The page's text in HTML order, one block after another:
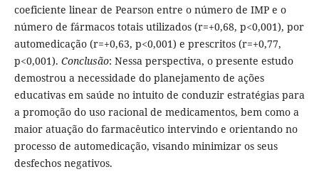
coeficiente linear de Pearson entre o número de IMP e o
número de fármacos totais utilizados (r=+0,68, p<0,001), por
automedicação (r=+0,63, p<0,001) e prescritos (r=+0,77,
p<0,001). Conclusão: Nessa perspectiva, o presente estudo
demostrou a necessidade do planejamento de ações
educativas em saúde no intuito de conduzir estratégias para
a promoção do uso racional de medicamentos, bem como a
maior atuação do farmacêutico intervindo e orientando no
processo de automedicação, visando minimizar os seus
desfechos negativos.